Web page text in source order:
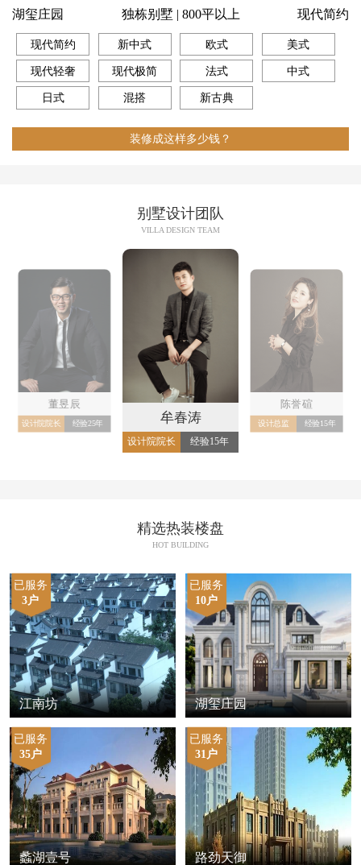
湖玺庄园 独栋别墅 | 800平以上 现代简约
现代简约 新中式 欧式 美式
现代轻奢 现代极简 法式 中式
日式 混搭 新古典
装修成这样多少钱？
别墅设计团队
VILLA DESIGN TEAM
董昱辰
设计院院长 经验25年 牟春涛
设计院院长 经验15年
陈誉碹
设计总监 经验15年
精选热装楼盘
HOT BUILDING
已服务
3户
江南坊
已服务
10户
湖玺庄园
已服务
35户
蠡湖壹号
已服务
31户
路劲天御